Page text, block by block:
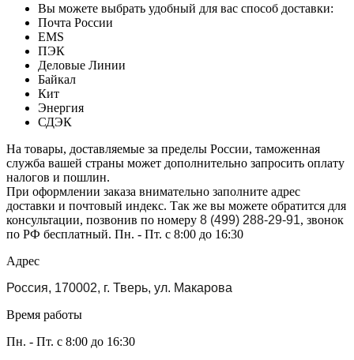
Вы можете выбрать удобный для вас способ доставки:
Почта России
EMS
ПЭК
Деловые Линии
Байкал
Кит
Энергия
СДЭК
На товары, доставляемые за пределы России, таможенная
служба вашей страны может дополнительно запросить оплату
налогов и пошлин.
При оформлении заказа внимательно заполните адрес
доставки и почтовый индекс. Так же вы можете обратится для
консультации, позвонив по номеру 8 (499) 288-29-91, звонок
по РФ бесплатный. Пн. - Пт. с 8:00 до 16:30
Адрес
Россия, 170002, г. Тверь, ул. Макарова
Время работы
Пн. - Пт. с 8:00 до 16:30